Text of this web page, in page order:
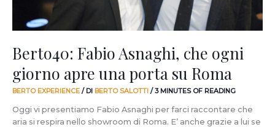
Berto40: Fabio Asnaghi, che ogni
giorno apre una porta su Roma
BERTO EXPERIENCE / DI BERTO SALOTTI /3 MINUTES OF READING
Oggi vi presentiamo Fabio Asnaghi per farci raccontare che
aria si respira nello showroom di Roma. E’ anche grazie a lui se
Roma